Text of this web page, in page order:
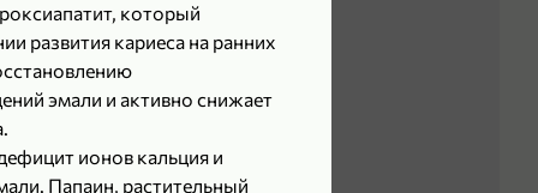
который
развития кариеса на ранних
эмали и активно снижает
ионов кальция и
Папаин, растительный